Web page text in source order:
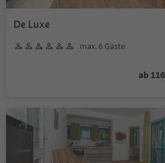
De Luxe
max. 6 Gäste
ab